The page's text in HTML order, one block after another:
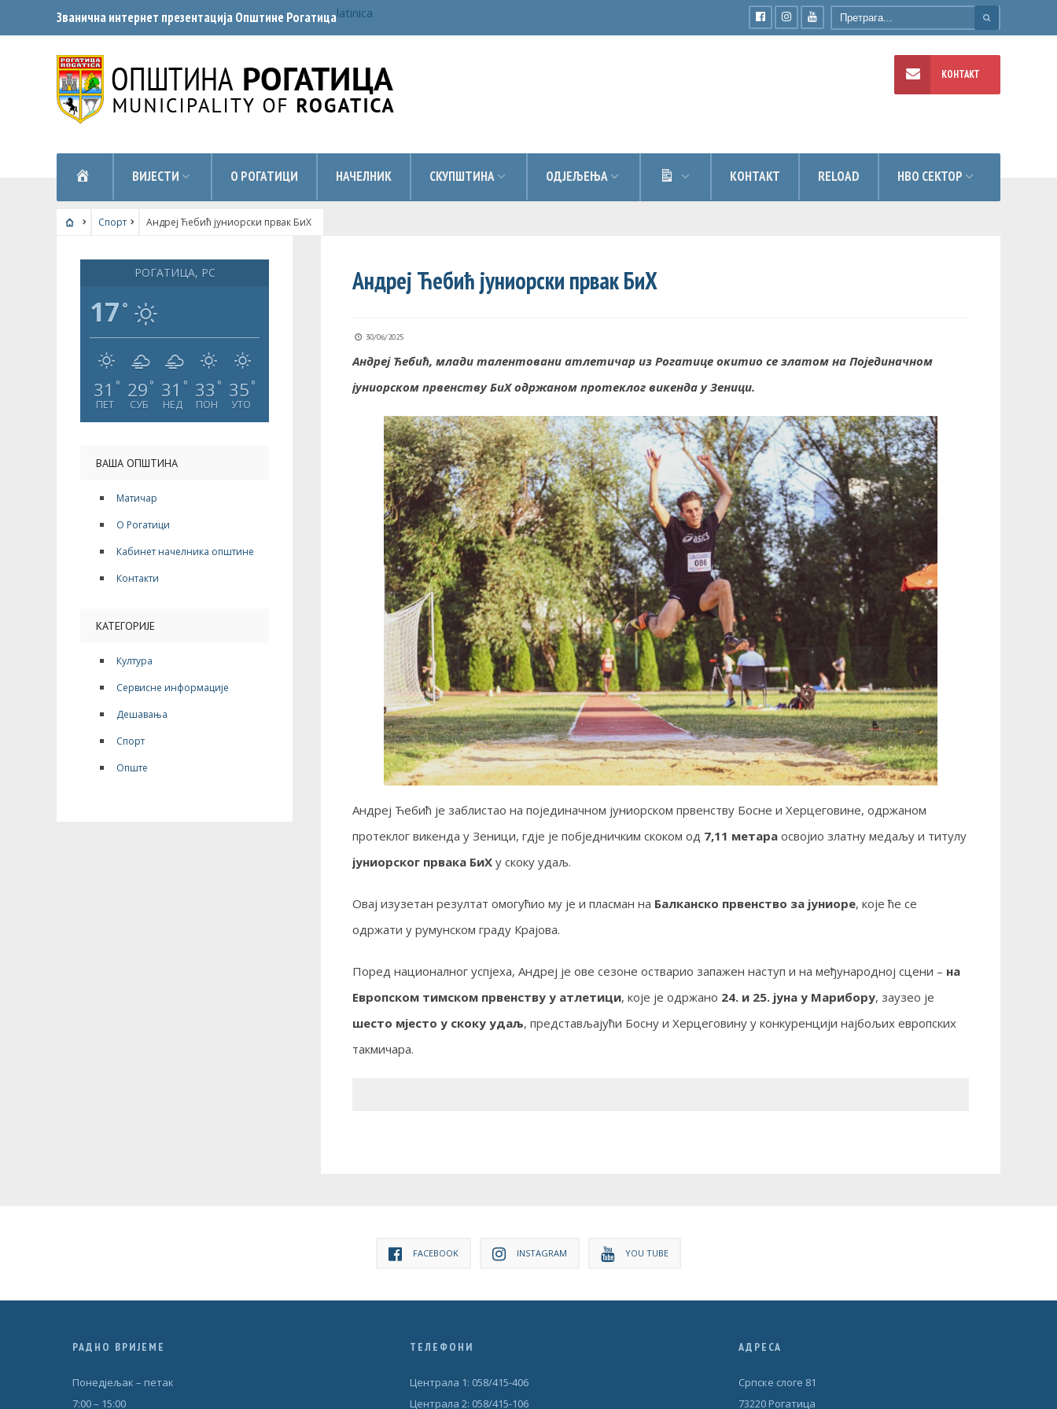
Званична интернет презентација Општинe Рогатицаlatinica
НАСЛОВНАВИЈЕСТИ О РОГАТИЦИ НАЧЕЛНИК СКУПШТИНА ОДЈЕЉЕЊА ДОКУМЕНТИКОНТАКТ RELOAD НВО СЕКТОР
КОНТАКТ
Спорт Андреј Ћебић јуниорски првак БиХ
Андреј Ћебић јуниорски првак БиХ
30/06/2025
Андреј Ћебић, млади талентовани атлетичар из Рогатице окитио се златом на Појединачном
јуниорском првенству БиХ одржаном протеклог викенда у Зеници.
Андреј Ћебић је заблистао на појединачном јуниорском првенству Босне и Херцеговине, одржаном
протеклог викенда у Зеници, гдје је побједничким скоком од 7,11 метара освојио златну медаљу и титулу
јуниорског првака БиХ у скоку удаљ.
Овај изузетан резултат омогућио му је и пласман на Балканско првенство за јуниоре, које ће се
одржати у румунском граду Крајова.
Поред националног успјеха, Андреј је ове сезоне остварио запажен наступ и на међународној сцени – на
Европском тимском првенству у атлетици, које је одржано 24. и 25. јуна у Марибору, заузео је
шесто мјесто у скоку удаљ, представљајући Босну и Херцеговину у конкуренцији најбољих европских
такмичара.
РОГАТИЦА, РС
17 °
31 °
ПЕТ
29 °
СУБ
31 °
НЕД
33 °
ПОН
35 °
УТО
ВАША ОПШТИНА
Матичар
О Рогатици
Кабинет начелника општине
Контакти
КАТЕГОРИЈЕ
Култура
Сервисне информације
Дешавања
Спорт
Опште
FACEBOOK INSTAGRAM YOU TUBE
РАДНО ВРИЈЕМЕ
Понедjељак – петак
7:00 – 15:00
ТЕЛЕФОНИ
Централа 1: 058/415-406
Централа 2: 058/415-106
АДРЕСА
Српске слоге 81
73220 Рогатица